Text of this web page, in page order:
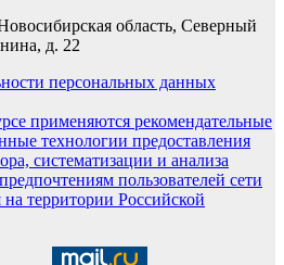
область, Северный
д. 22
персональных данных
применяются рекомендательные
технологии предоставления
систематизации и анализа
пользователей сети
территории Российской